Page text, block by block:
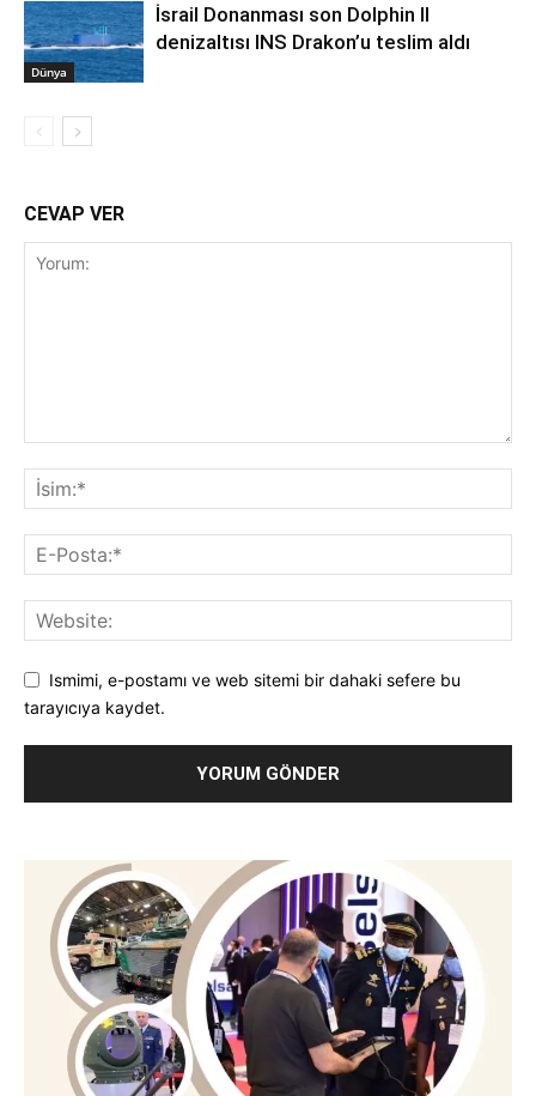
Dünya
İsrail Donanması son Dolphin II
denizaltısı INS Drakon’u teslim aldı
CEVAP VER
Ismimi, e-postamı ve web sitemi bir dahaki sefere bu
tarayıcıya kaydet.